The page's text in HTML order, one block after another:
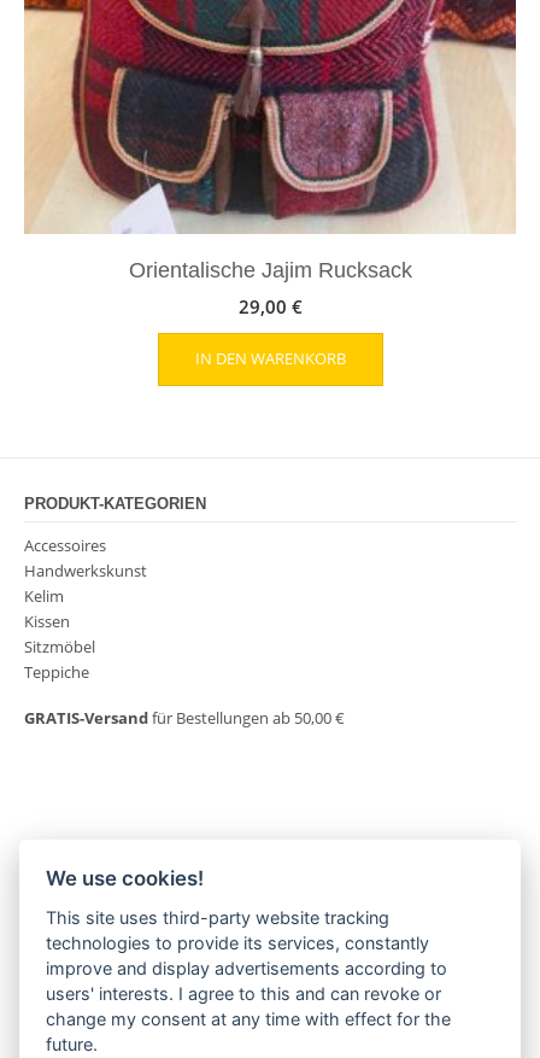
Orientalische Jajim Rucksack
29,00 €
IN DEN WARENKORB
PRODUKT-KATEGORIEN
Accessoires
Handwerkskunst
Kelim
Kissen
Sitzmöbel
Teppiche
GRATIS-Versandfür Bestellungen ab 50,00 €
MORGENLAND-BAZAR
Herderstraße 2
22085 Hamburg
+49(0)40 18 033 286
info@morgenland-bazar.de
www.morgenland-bazar.de
We use cookies!
This site uses third-party website tracking
technologies to provide its services, constantly
improve and display advertisements according to
users' interests. I agree to this and can revoke or
change my consent at any time with effect for the
future.